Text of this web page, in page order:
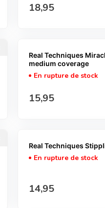
Prix normal
18,95
Real Techniques
medium coverage
En rupture de stock
Prix normal
15,95
Real Techniques
En rupture de stock
Prix normal
14,95